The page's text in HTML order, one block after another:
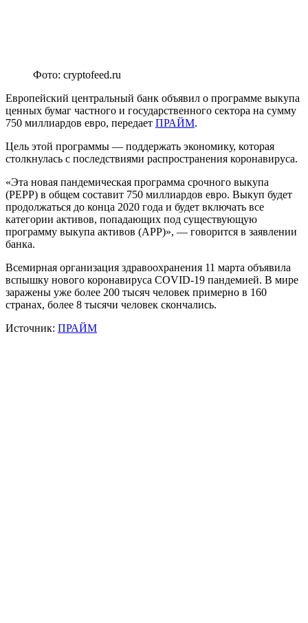
Фото: cryptofeed.ru
Европейский центральный банк объявил о программе выкупа
ценных бумаг частного и государственного сектора на сумму
750 миллиардов евро, передает ПРАЙМ.
Цель этой программы — поддержать экономику, которая
столкнулась с последствиями распространения коронавируса.
«Эта новая пандемическая программа срочного выкупа
(PEPP) в общем составит 750 миллиардов евро. Выкуп будет
продолжаться до конца 2020 года и будет включать все
категории активов, попадающих под существующую
программу выкупа активов (APP)», — говорится в заявлении
банка.
Всемирная организация здравоохранения 11 марта объявила
вспышку нового коронавируса COVID-19 пандемией. В мире
заражены уже более 200 тысяч человек примерно в 160
странах, более 8 тысячи человек скончались.
Источник: ПРАЙМ